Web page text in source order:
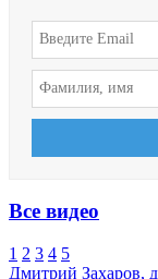
Все видео
1 2 3 4 5
Дмитрий Захаров,